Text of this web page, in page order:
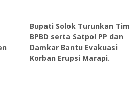
Bupati Solok Turunkan Tim
BPBD serta Satpol PP dan
Damkar Bantu Evakuasi
Korban Erupsi Marapi.